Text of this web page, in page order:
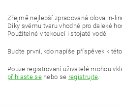
Zřejmě nejlepší zpracovaná olova in-
Díky svému tvaru vhodné pro daleké
Použitelné v tekoucí i stojaté vodě.
Buďte první, kdo napíše příspěvek k
Pouze registrovaní uživatelé mohou
přihlaste senebo se registrujte.